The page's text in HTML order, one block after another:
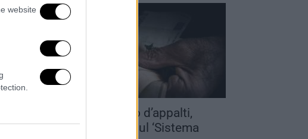
website
Mazzette in cambio d’appalti,
chiuse le indagini sul ‘Sistema